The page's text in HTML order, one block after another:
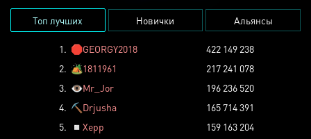
Топ лучших Новички Альянсы
1. 🛑GEORGY2018
422 149 238
2. 🏕️1811961
217 241 078
3. 👁️Mr_Jor
196 236 520
4. ⛏️ Drjusha
165 714 391
5.
◽ Xepp
159 163 204